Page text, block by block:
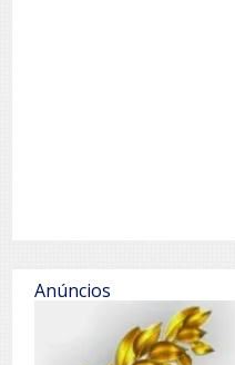
Anúncios